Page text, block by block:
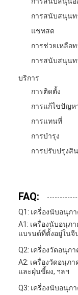
การสนับสนุนท
แชทสด
การช่วยเหลือท
การสนับสนุนท
บริการ
การติดตั้ง
การแก้ไขปัญห
การแทนที่
การบํารุง
การปรับปรุงสิ
FAQ:
Q1: เครื่องนับอนุภ
A1: เครื่องนับอนุภ
แบรนด์ที่ตั้งอยู่ในจี
Q2: เครื่องวัดอนุภ
A2: เครื่องวัดอนุภ
และฝุ่นขี้ผง, ฯลฯ
Q3: เครื่องนับอนุภ